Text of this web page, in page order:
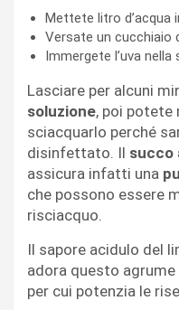
Mettete litro d’acqua
Versate un cucchiaio
Immergete l’uva
Lasciare per alcuni
soluzione, poi potete
sciacquarlo perché
disinfettato. Il succo
assicura infatti una
che possono essere
risciacquo.
Il sapore acidulo del
adora questo agrume
per cui potenzia le